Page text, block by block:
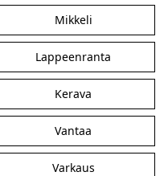
Mikkeli
Lappeenranta
Kerava
Vantaa
Varkaus